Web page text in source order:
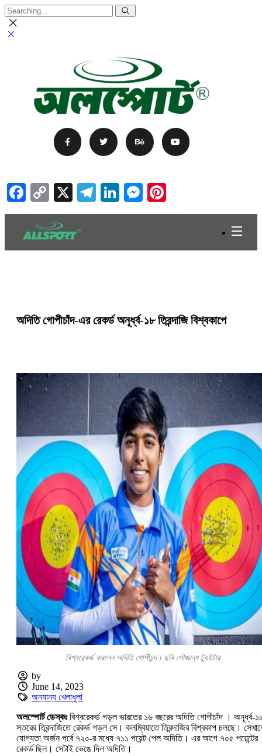
Facebook
Copy
Link
X Telegram
LinkedIn
Messenger
অদিতি গোপীচাঁদ-এর রেকর্ড অনূর্ধ্ব-১৮ তিরন্দাজি বিশ্বকাপে
বিশ্বরেকর্ড করলেন অদিতি গোপীচন্দ। ছবি সৌজন্যে ট্যুইটার
by
June 14, 2023
অন্যান্য খেলাধুলা
অলস্পোর্ট ডেস্কঃবিশ্বরেকর্ড গড়ল ভারতের ১৬ বছরের অদিতি গোপীচাঁদ । অনূর্ধ্ব-
স্তরের তিরন্দাজিতে রেকর্ড গড়ল সে। কলম্বিয়াতে তিরন্দাজির বিশ্বকাপ চলছে।
যোগ্যতা অর্জন পর্বে ৭২০-র মধ্যে ৭১১ পয়েন্ট পেল অদিতি। এর আগে ৭০৫ পয়েন্টের
রেকর্ড ছিল। সেটাই ভেঙে দিল অদিতি।